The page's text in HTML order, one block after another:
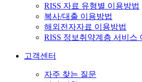
RISS 자료 유형별 이용방법
복사/대출 이용방법
해외전자자료 이용방법
RISS 정보취약계층 서비스
고객센터
자주 찾는 질문